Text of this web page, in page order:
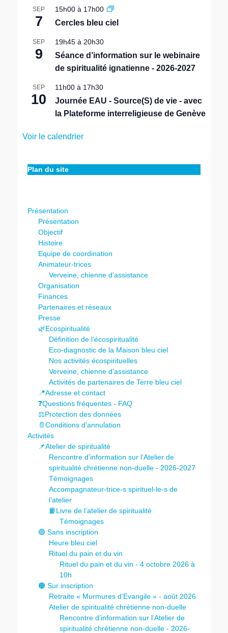
e
a
a
n
SEP
7
15h00 à 17h00
Cercles bleu ciel
SEP
9
19h45 à 20h30
Séance d’information sur le webinaire
de spiritualité ignatienne - 2026-2027
SEP
10
11h00 à 17h30
Journée EAU - Source(S) de vie - avec
la Plateforme interreligieuse de Genève
Voir le calendrier
Plan du site
Présentation
Présentation
Objectif
Histoire
Equipe de coordination
Animateur-trices
Verveine, chienne d’assistance
Organisation
Finances
Partenaires et réseaux
Presse
🌿Ecospiritualité
Définition de l’écospiritualité
Eco-diagnostic de la Maison bleu ciel
Nos activités écospirituelles
Verveine, chienne d’assistance
Activités de partenaires de Terre bleu ciel
📍Adresse et contact
❓Questions fréquentes - FAQ
⚖️Protection des données
📄Conditions d’annulation
Activités
📌Atelier de spiritualité
Rencontre d’information sur l’Atelier de
spiritualité chrétienne non-duelle - 2026-2027
Témoignages
Accompagnateur-trice-s spirituel-le-s de
l’atelier
📙Livre de l’atelier de spiritualité
Témoignages
🔵 Sans inscription
Heure bleu ciel
Rituel du pain et du vin
Rituel du pain et du vin - 4 octobre 2026 à
10h
🟠 Sur inscription
Retraite « Murmures d’Evangile » - août 2026
Atelier de spiritualité chrétienne non-duelle
Rencontre d’information sur l’Atelier de
spiritualité chrétienne non-duelle - 2026-